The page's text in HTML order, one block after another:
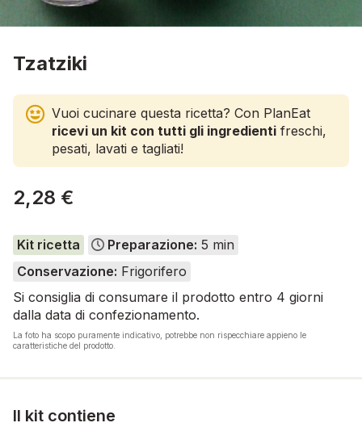
Tzatziki
Vuoi cucinare questa ricetta? Con PlanEat
ricevi un kit con tutti gli ingredienti freschi,
pesati, lavati e tagliati!
2,28 €
Kit ricetta Preparazione: 5 min
Conservazione: Frigorifero
Si consiglia di consumare il prodotto entro 4 giorni
dalla data di confezionamento.
La foto ha scopo puramente indicativo, potrebbe non rispecchiare appieno le
caratteristiche del prodotto.
Il kit contiene